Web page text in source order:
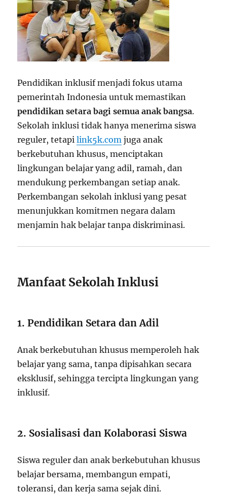
Pendidikan inklusif menjadi fokus utama
pemerintah Indonesia untuk memastikan
pendidikan setara bagi semua anak bangsa.
Sekolah inklusi tidak hanya menerima siswa
reguler, tetapilink5k.com juga anak
berkebutuhan khusus, menciptakan
lingkungan belajar yang adil, ramah, dan
mendukung perkembangan setiap anak.
Perkembangan sekolah inklusi yang pesat
menunjukkan komitmen negara dalam
menjamin hak belajar tanpa diskriminasi.
Manfaat Sekolah Inklusi
1. Pendidikan Setara dan Adil
Anak berkebutuhan khusus memperoleh hak
belajar yang sama, tanpa dipisahkan secara
eksklusif, sehingga tercipta lingkungan yang
inklusif.
2. Sosialisasi dan Kolaborasi Siswa
Siswa reguler dan anak berkebutuhan khusus
belajar bersama, membangun empati,
toleransi, dan kerja sama sejak dini.